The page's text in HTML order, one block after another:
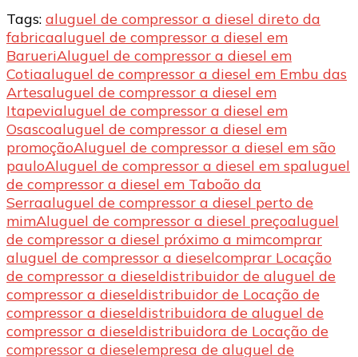
Tags: aluguel de compressor a diesel direto da
fabricaaluguel de compressor a diesel em
BarueriAluguel de compressor a diesel em
Cotiaaluguel de compressor a diesel em Embu das
Artesaluguel de compressor a diesel em
Itapevialuguel de compressor a diesel em
Osascoaluguel de compressor a diesel em
promoçãoAluguel de compressor a diesel em são
pauloAluguel de compressor a diesel em spaluguel
de compressor a diesel em Taboão da
Serraaluguel de compressor a diesel perto de
mimAluguel de compressor a diesel preçoaluguel
de compressor a diesel próximo a mimcomprar
aluguel de compressor a dieselcomprar Locação
de compressor a dieseldistribuidor de aluguel de
compressor a dieseldistribuidor de Locação de
compressor a dieseldistribuidora de aluguel de
compressor a dieseldistribuidora de Locação de
compressor a dieselempresa de aluguel de